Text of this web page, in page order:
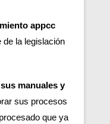
appcc
de la legislación
manuales y
sus procesos
que ya